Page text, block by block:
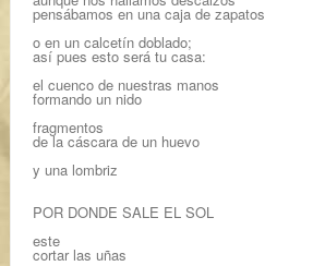
pensábamos en una caja de zapatos
o en un calcetín doblado;
así pues esto será tu casa:
el cuenco de nuestras manos
formando un nido
fragmentos
de la cáscara de un huevo
y una lombriz
POR DONDE SALE EL SOL
este
cortar las uñas